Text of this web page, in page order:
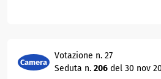
Camera
Votazione n. 27
Seduta n. 206 del 30 nov